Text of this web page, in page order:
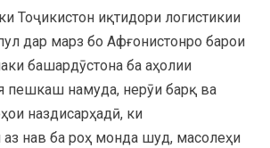
Тоҷикистон иқтидори логистикии
дар марз бо Афғонистонро барои
башардӯстона ба аҳолии
пешкаш намуда, нерӯи барқ ва
наздисарҳадӣ, ки
нав ба роҳ монда шуд, масолеҳи